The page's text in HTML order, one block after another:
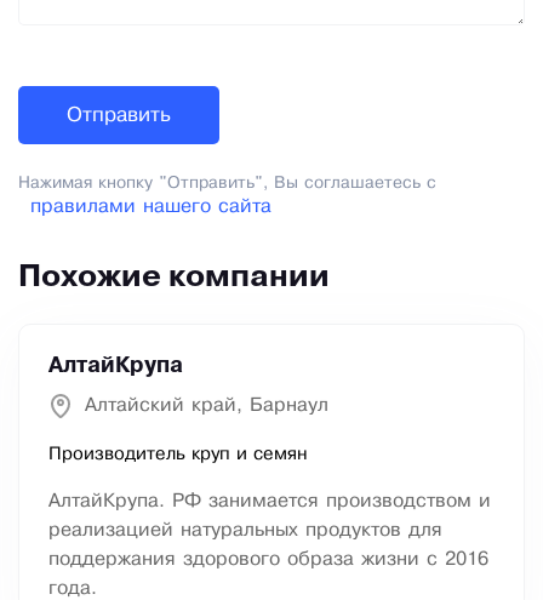
Нажимая кнопку "Отправить", Вы соглашаетесь с
правилами нашего сайта
Похожие компании
АлтайКрупа
Алтайский край, Барнаул
Производитель круп и семян
АлтайКрупа. РФ занимается производством и
реализацией натуральных продуктов для
поддержания здорового образа жизни с 2016
года.